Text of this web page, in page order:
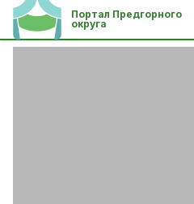
Портал Предгорного
округа